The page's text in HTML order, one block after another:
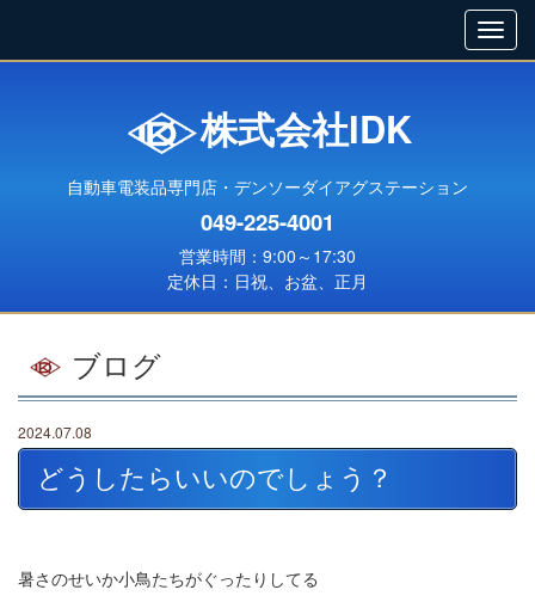
株式会社IDK
自動車電装品専門店・デンソーダイアグステーション
049-225-4001
営業時間：9:00～17:30
定休日：日祝、お盆、正月
ブログ
2024.07.08
どうしたらいいのでしょう？
暑さのせいか小鳥たちがぐったりしてる